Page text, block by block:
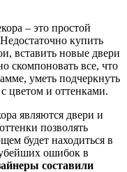
– это простой
купить
вставить новые двери
скомпоновать все, что
уметь подчеркнуть
цветом и оттенками.
являются двери и
позволять
будет находиться в
ошибок в
составили